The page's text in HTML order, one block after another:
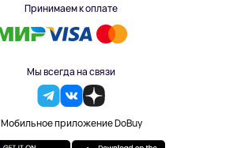
Принимаем к оплате
Мы всегда на связи
Мобильное приложение DoBuy